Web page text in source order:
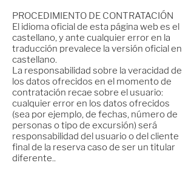
PROCEDIMIENTO DE CONTRATACIÓN
El idioma oficial de esta página web es el
castellano, y ante cualquier error en la
traducción prevalece la versión oficial en
castellano.
La responsabilidad sobre la veracidad de
los datos ofrecidos en el momento de
contratación recae sobre el usuario:
cualquier error en los datos ofrecidos
(sea por ejemplo, de fechas, número de
personas o tipo de excursión) será
responsabilidad del usuario o del cliente
final de la reserva caso de ser un titular
diferente..